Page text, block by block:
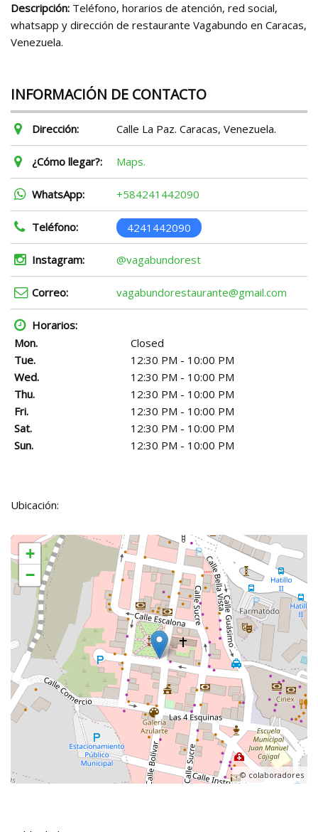
Descripción: Teléfono, horarios de atención, red social,
whatsapp y dirección de restaurante Vagabundo en Caracas,
Venezuela.
INFORMACIÓN DE CONTACTO
Dirección: Calle La Paz. Caracas, Venezuela.
¿Cómo llegar?: Maps.
WhatsApp: +584241442090
Teléfono: 4241442090
Instagram: @vagabundorest
Correo: vagabundorestaurante@gmail.com
Horarios:
Mon.
Closed
Tue.
12:30 PM - 10:00 PM
Wed.
12:30 PM - 10:00 PM
Thu.
12:30 PM - 10:00 PM
Fri.
12:30 PM - 10:00 PM
Sat.
12:30 PM - 10:00 PM
Sun.
12:30 PM - 10:00 PM
Ubicación:
+
−
, © colaboradores